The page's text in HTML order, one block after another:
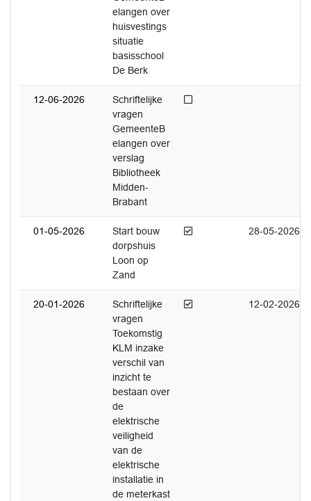
elangen over
huisvestings
situatie
basisschool
De Berk
12-06-2026
Schriftelijke
vragen
GemeenteB
elangen over
verslag
Bibliotheek
Midden-
Brabant
Niet afgedaan
01-05-2026
Start bouw
dorpshuis
Loon op
Zand
Afgedaan 28-05-2026
20-01-2026
Schriftelijke
vragen
Toekomstig
KLM inzake
verschil van
inzicht te
bestaan over
de
elektrische
veiligheid
van de
elektrische
installatie in
de meterkast
Afgedaan 12-02-2026